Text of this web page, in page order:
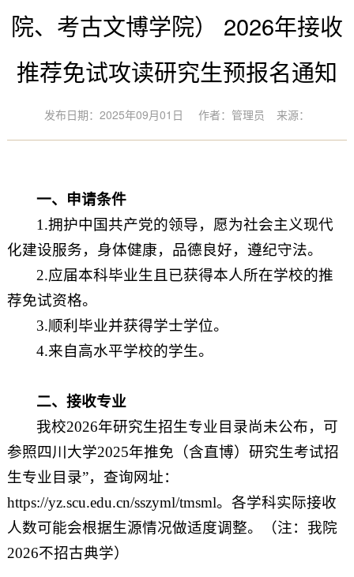
院、考古文博学院） 2026年接收
推荐免试攻读研究生预报名通知
发布日期：2025年09月01日 作者：管理员 来源：
一、申请条件
1.拥护中国共产党的领导，愿为社会主义现代
化建设服务，身体健康，品德良好，遵纪守法。
2.应届本科毕业生且已获得本人所在学校的推
荐免试资格。
3.顺利毕业并获得学士学位。
4.来自高水平学校的学生。
二、接收专业
我校2026年研究生招生专业目录尚未公布，可
参照四川大学2025年推免（含直博）研究生考试招
生专业目录”，查询网址：
https://yz.scu.edu.cn/sszyml/tmsml。 各学科实际接收
人数可能会根据生源情况做适度调整。（注：我院
2026不招古典学）